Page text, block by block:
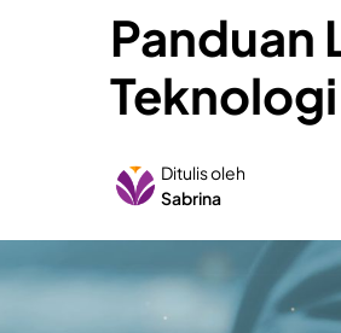
Panduan
Teknologi
Ditulis oleh
Sabrina